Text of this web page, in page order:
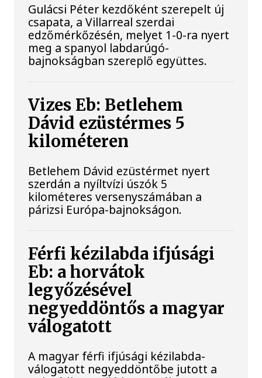
Gulácsi Péter kezdőként szerepelt új
csapata, a Villarreal szerdai
edzőmérkőzésén, melyet 1-0-ra nyert
meg a spanyol labdarúgó-
bajnokságban szereplő együttes.
Vizes Eb: Betlehem
Dávid ezüstérmes 5
kilométeren
Betlehem Dávid ezüstérmet nyert
szerdán a nyíltvízi úszók 5
kilométeres versenyszámában a
párizsi Európa-bajnokságon.
Férfi kézilabda ifjúsági
Eb: a horvátok
legyőzésével
negyeddöntős a magyar
válogatott
A magyar férfi ifjúsági kézilabda-
válogatott negyeddöntőbe jutott a